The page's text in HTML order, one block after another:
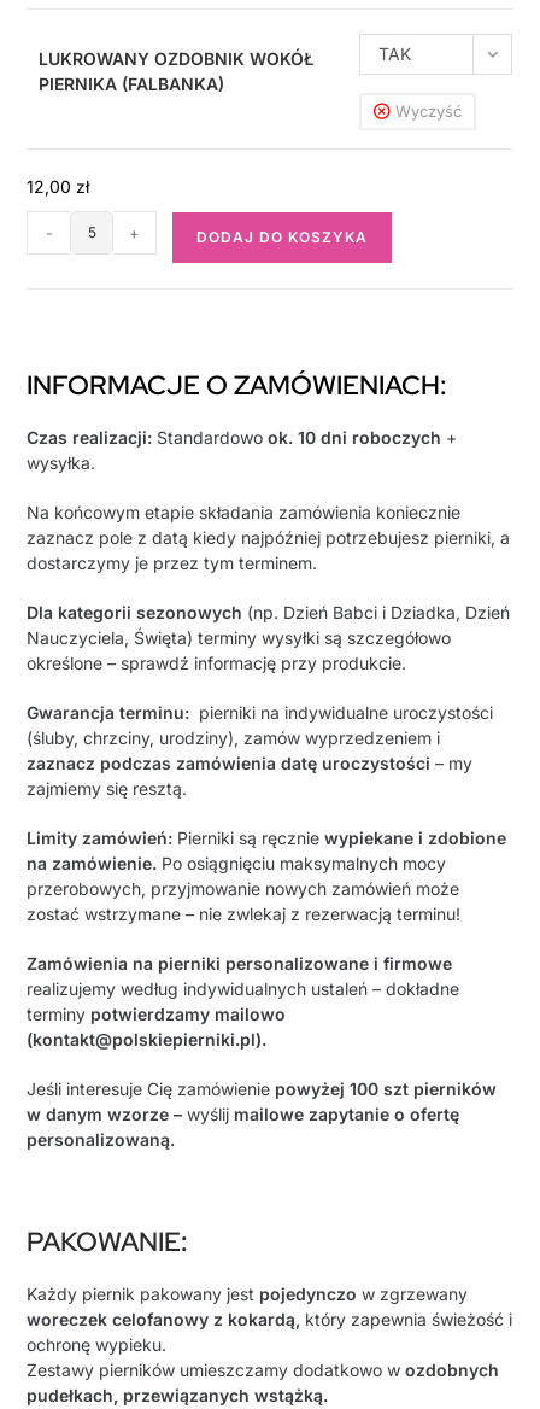
LUKROWANY OZDOBNIK WOKÓŁ
PIERNIKA (FALBANKA)
TAK
Wyczyść
12,00 zł
- + DODAJ DO KOSZYKA
INFORMACJE O ZAMÓWIENIACH:
Czas realizacji: Standardowook. 10 dni roboczych +
wysyłka.
Na końcowym etapie składania zamówienia koniecznie
zaznacz pole z datą kiedy najpóźniej potrzebujesz pierniki, a
dostarczymy je przez tym terminem.
Dla kategorii sezonowych (np. Dzień Babci i Dziadka, Dzień
Nauczyciela, Święta) terminy wysyłki są szczegółowo
określone – sprawdź informację przy produkcie.
Gwarancja terminu: pierniki na indywidualne uroczystości
(śluby, chrzciny, urodziny), zamów wyprzedzeniem i
zaznacz podczas zamówienia datę uroczystości – my
zajmiemy się resztą.
Limity zamówień: Pierniki są ręczniewypiekane i zdobione
na zamówienie. Po osiągnięciu maksymalnych mocy
przerobowych, przyjmowanie nowych zamówień może
zostać wstrzymane – nie zwlekaj z rezerwacją terminu!
Zamówienia na pierniki personalizowane i firmowe
realizujemy według indywidualnych ustaleń – dokładne
terminy potwierdzamy mailowo
(kontakt@polskiepierniki.pl).
Jeśli interesuje Cię zamówienie powyżej 100 szt pierników
w danym wzorze –wyślij mailowe zapytanie o ofertę
personalizowaną.
PAKOWANIE:
Każdy piernik pakowany jest pojedynczo w zgrzewany
woreczek celofanowy z kokardą, który zapewnia świeżość i
ochronę wypieku.
Zestawy pierników umieszczamy dodatkowo wozdobnych
pudełkach, przewiązanych wstążką.